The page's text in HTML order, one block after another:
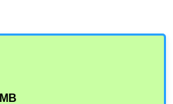
MB